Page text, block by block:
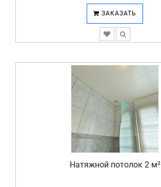
ЗАКАЗАТЬ
Натяжной потолок 2 м²